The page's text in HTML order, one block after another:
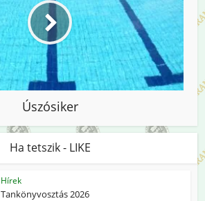
Úszósiker
Ha tetszik - LIKE
Hírek
Tankönyvosztás 2026